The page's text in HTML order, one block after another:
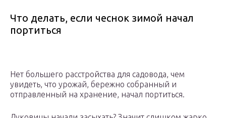
Что делать, если чеснок зимой начал
портиться
Нет большего расстройства для садовода, чем
увидеть, что урожай, бережно собранный и
отправленный на хранение, начал портиться.